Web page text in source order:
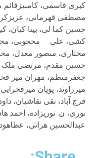
کبری قاسمی، کامبیزقائم
مصطفی قهرمانی،
حسین کما لی، بیتا کیان،
کشی، علی محجوبی،
مختاری، منصور معدل،
حسین مقدم، مرتضی ملک
جعفرمنظم، مهران میر
میرزاوند، پویان
فرج آباد، نقی نقاشیان،
نوری، ن. نوریزاده، احمد
عبدالحسین هراتی،